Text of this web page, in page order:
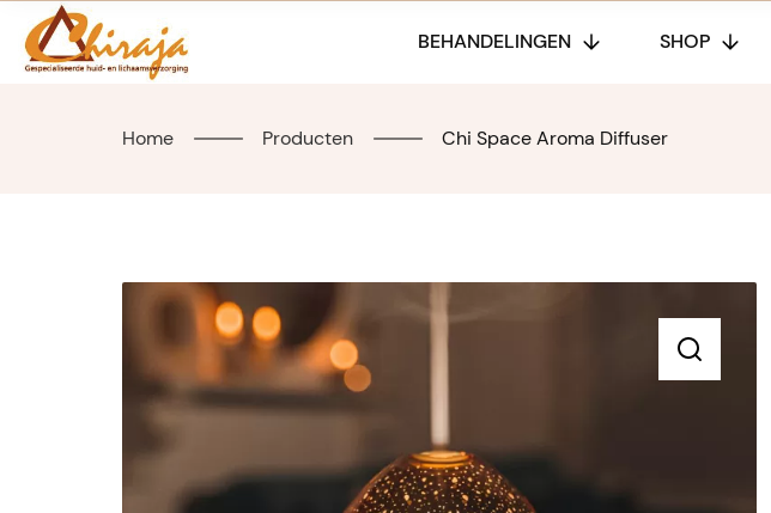
content
BEHANDELINGEN SHOP
Home Producten Chi Space Aroma Diffuser